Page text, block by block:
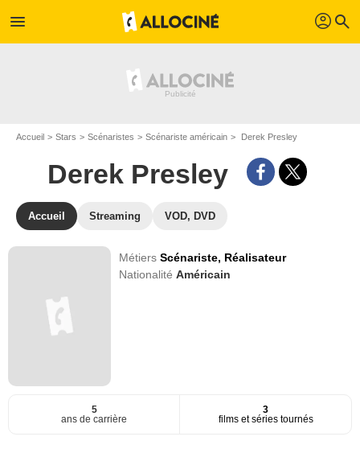
menu profil search
Accueil Stars Scénaristes Scénariste américain Derek Presley
Derek Presley
Accueil Streaming VOD, DVD
MétiersScénariste, Réalisateur
NationalitéAméricain
5
ans de carrière
3
films et séries tournés